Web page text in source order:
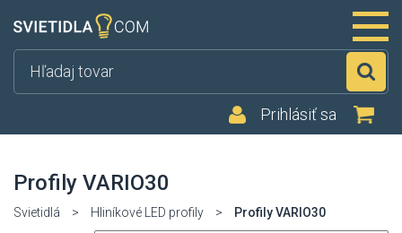
Prihlásiť sa
Profily VARIO30
Svietidlá > Hliníkové LED profily > Profily VARIO30